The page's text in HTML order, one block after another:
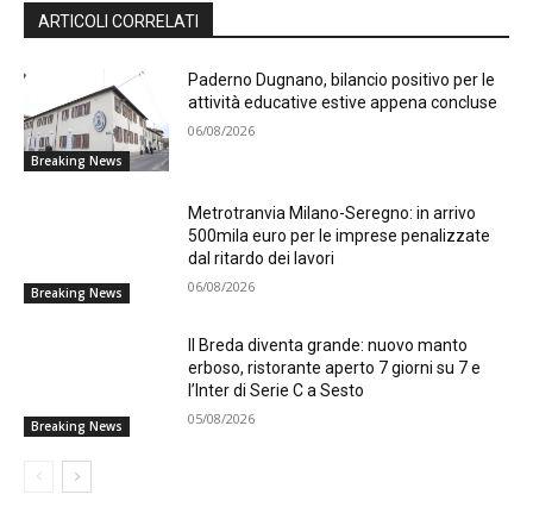
ARTICOLI CORRELATI
Breaking News
Paderno Dugnano, bilancio positivo per le
attività educative estive appena concluse
06/08/2026
Breaking News
Metrotranvia Milano-Seregno: in arrivo
500mila euro per le imprese penalizzate
dal ritardo dei lavori
06/08/2026
Breaking News
Il Breda diventa grande: nuovo manto
erboso, ristorante aperto 7 giorni su 7 e
l’Inter di Serie C a Sesto
05/08/2026